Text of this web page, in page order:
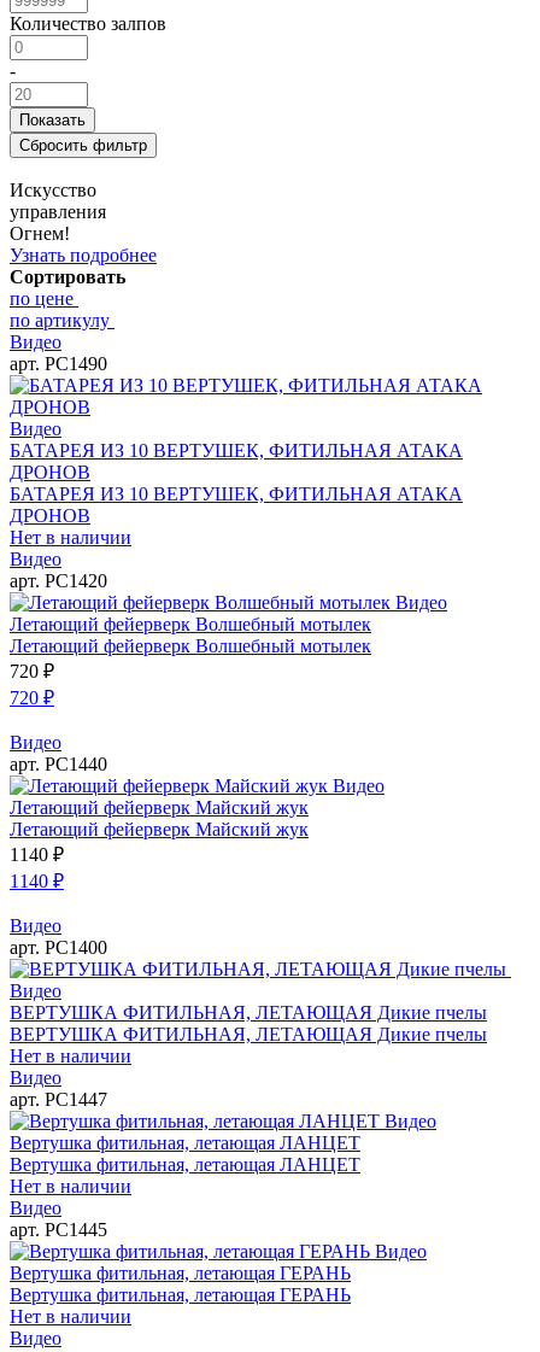
Количество залпов
-
Искусство
управления
Огнем!
Узнать подробнее
Сортировать
по цене
по артикулу
Видео
арт. РС1490
Видео
БАТАРЕЯ ИЗ 10 ВЕРТУШЕК, ФИТИЛЬНАЯ АТАКА
ДРОНОВ
БАТАРЕЯ ИЗ 10 ВЕРТУШЕК, ФИТИЛЬНАЯ АТАКА
ДРОНОВ
Нет в наличии
Видео
арт. РС1420
Видео
Летающий фейерверк Волшебный мотылек
Летающий фейерверк Волшебный мотылек
720 ₽
720 ₽
Видео
арт. РС1440
Видео
Летающий фейерверк Майский жук
Летающий фейерверк Майский жук
1140 ₽
1140 ₽
Видео
арт. РС1400
Видео
ВЕРТУШКА ФИТИЛЬНАЯ, ЛЕТАЮЩАЯ Дикие пчелы
ВЕРТУШКА ФИТИЛЬНАЯ, ЛЕТАЮЩАЯ Дикие пчелы
Нет в наличии
Видео
арт. РС1447
Видео
Вертушка фитильная, летающая ЛАНЦЕТ
Вертушка фитильная, летающая ЛАНЦЕТ
Нет в наличии
Видео
арт. РС1445
Видео
Вертушка фитильная, летающая ГЕРАНЬ
Вертушка фитильная, летающая ГЕРАНЬ
Нет в наличии
Видео